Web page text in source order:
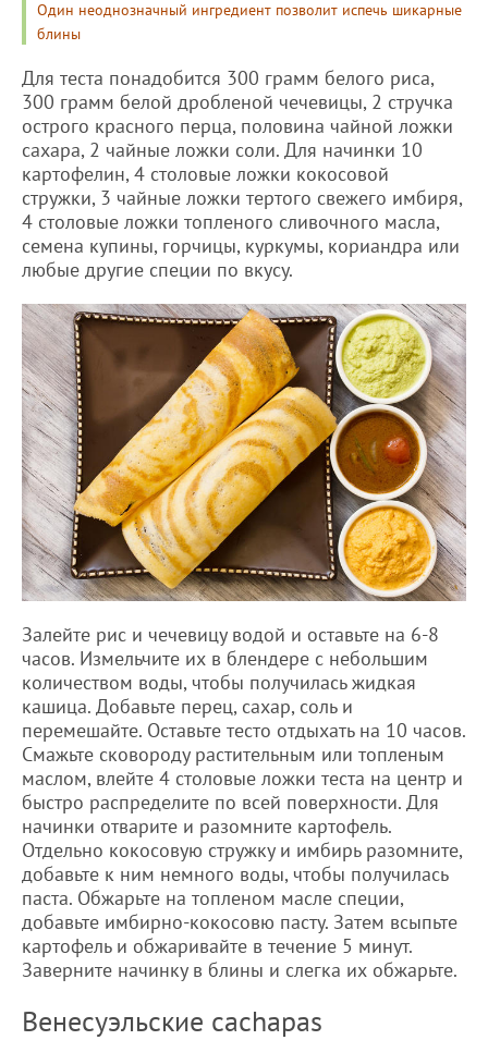
Один неоднозначный ингредиент позволит испечь шикарные
блины
Для теста понадобится 300 грамм белого риса,
300 грамм белой дробленой чечевицы, 2 стручка
острого красного перца, половина чайной ложки
сахара, 2 чайные ложки соли. Для начинки 10
картофелин, 4 столовые ложки кокосовой
стружки, 3 чайные ложки тертого свежего имбиря,
4 столовые ложки топленого сливочного масла,
семена купины, горчицы, куркумы, кориандра или
любые другие специи по вкусу.
Залейте рис и чечевицу водой и оставьте на 6-8
часов. Измельчите их в блендере с небольшим
количеством воды, чтобы получилась жидкая
кашица. Добавьте перец, сахар, соль и
перемешайте. Оставьте тесто отдыхать на 10 часов.
Смажьте сковороду растительным или топленым
маслом, влейте 4 столовые ложки теста на центр и
быстро распределите по всей поверхности. Для
начинки отварите и разомните картофель.
Отдельно кокосовую стружку и имбирь разомните,
добавьте к ним немного воды, чтобы получилась
паста. Обжарьте на топленом масле специи,
добавьте имбирно-кокосовю пасту. Затем всыпьте
картофель и обжаривайте в течение 5 минут.
Заверните начинку в блины и слегка их обжарьте.
Венесуэльские сachapas